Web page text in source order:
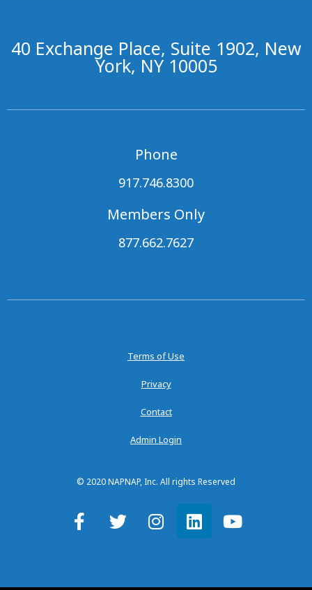
40 Exchange Place, Suite 1902, New
York, NY 10005
Phone
917.746.8300
Members Only
877.662.7627
Terms of Use
Privacy
Contact
Admin Login
© 2020 NAPNAP, Inc. All rights Reserved